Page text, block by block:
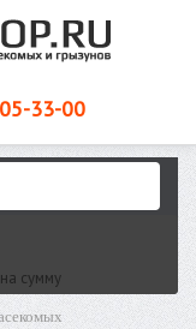
33-00
на сумму